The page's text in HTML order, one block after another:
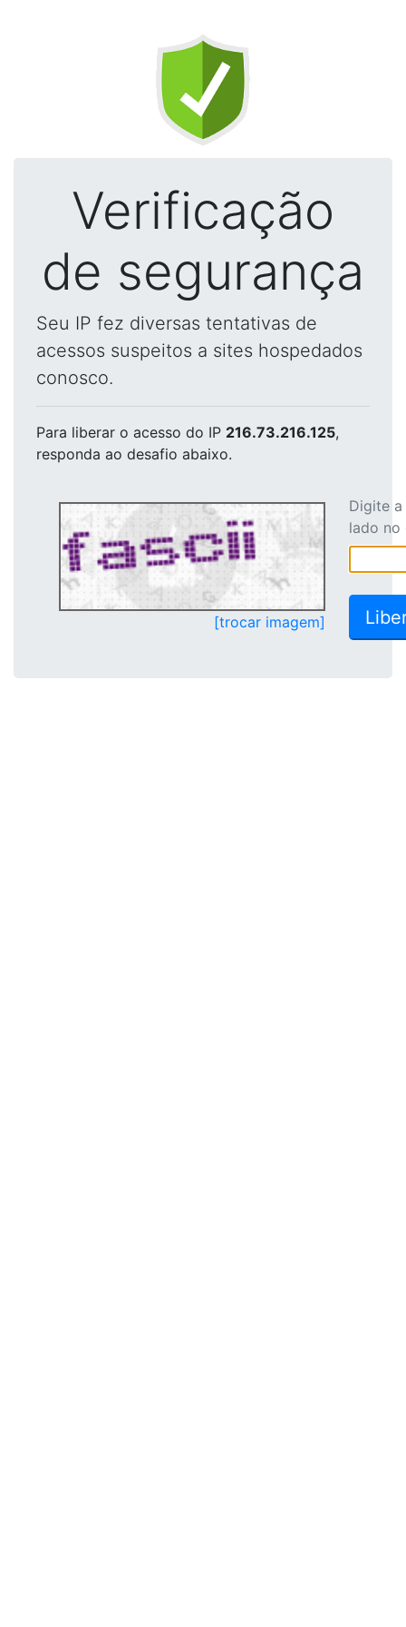
Verificação
de segurança
Seu IP fez diversas tentativas de
acessos suspeitos a sites hospedados
conosco.
Para liberar o acesso do IP 216.73.216.125,
responda ao desafio abaixo.
[trocar imagem]
Digite
lado no